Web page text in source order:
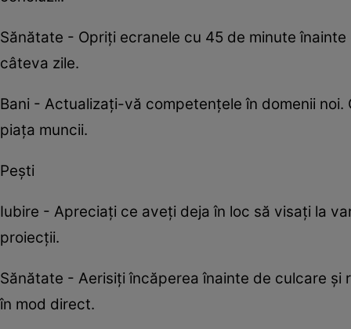
Sănătate - Opriți ecranele cu 45 de minute
câteva zile.
Bani - Actualizați-vă competențele în domenii
piața muncii.
Pești
Iubire - Apreciați ce aveți deja în loc să visați la
proiecții.
Sănătate - Aerisiți încăperea înainte de culcare
în mod direct.